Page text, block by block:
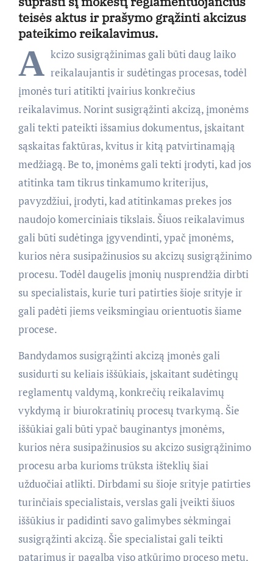
teisės aktus ir prašymo grąžinti akcizus
pateikimo reikalavimus.
A kcizo susigrąžinimas gali būti daug laiko
reikalaujantis ir sudėtingas procesas, todėl
įmonės turi atitikti įvairius konkrečius
reikalavimus. Norint susigrąžinti akcizą, įmonėms
gali tekti pateikti išsamius dokumentus, įskaitant
sąskaitas faktūras, kvitus ir kitą patvirtinamąją
medžiagą. Be to, įmonėms gali tekti įrodyti, kad jos
atitinka tam tikrus tinkamumo kriterijus,
pavyzdžiui, įrodyti, kad atitinkamas prekes jos
naudojo komerciniais tikslais. Šiuos reikalavimus
gali būti sudėtinga įgyvendinti, ypač įmonėms,
kurios nėra susipažinusios su akcizų susigrąžinimo
procesu. Todėl daugelis įmonių nusprendžia dirbti
su specialistais, kurie turi patirties šioje srityje ir
gali padėti jiems veiksmingiau orientuotis šiame
procese.
Bandydamos susigrąžinti akcizą įmonės gali
susidurti su keliais iššūkiais, įskaitant sudėtingų
reglamentų valdymą, konkrečių reikalavimų
vykdymą ir biurokratinių procesų tvarkymą. Šie
iššūkiai gali būti ypač bauginantys įmonėms,
kurios nėra susipažinusios su akcizo susigrąžinimo
procesu arba kurioms trūksta išteklių šiai
užduočiai atlikti. Dirbdami su šioje srityje patirties
turinčiais specialistais, verslas gali įveikti šiuos
iššūkius ir padidinti savo galimybes sėkmingai
susigrąžinti akcizą. Šie specialistai gali teikti
patarimus ir pagalbą viso atkūrimo proceso metu,